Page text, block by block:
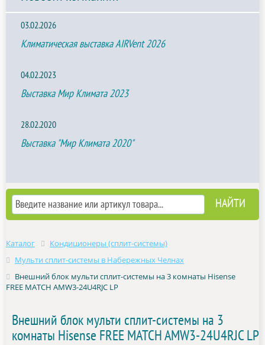
03.02.2026
Климатическая выставка AIRVent 2026
04.02.2023
Выставка Мир Климата 2023
28.02.2020
Выставка "Мир Климата 2020"
Каталог
Кондиционеры (сплит-системы)
Мульти сплит-системы в Набережных Челнах
Внешний блок мульти сплит-системы на 3 комнаты Hisense
FREE MATCH AMW3-24U4RJC LP
Внешний блок мульти сплит-системы на 3
комнаты Hisense FREE MATCH AMW3-24U4RJC LP